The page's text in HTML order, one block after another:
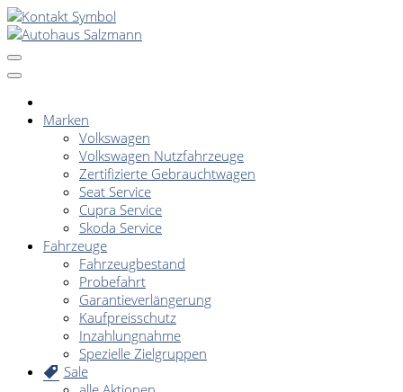
Marken
Volkswagen
Volkswagen Nutzfahrzeuge
Zertifizierte Gebrauchtwagen
Seat Service
Cupra Service
Skoda Service
Fahrzeuge
Fahrzeugbestand
Probefahrt
Garantieverlängerung
Kaufpreisschutz
Inzahlungnahme
Spezielle Zielgruppen
Sale